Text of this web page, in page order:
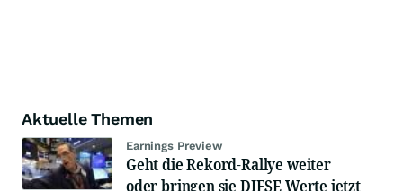
Aktuelle Themen
Earnings Preview
Geht die Rekord-Rallye weiter
oder bringen sie DIESE Werte jetzt